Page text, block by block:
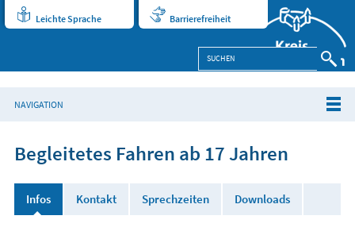
Leichte Sprache Barrierefreiheit
NAVIGATION
Begleitetes Fahren ab 17 Jahren
Infos Kontakt Sprechzeiten Downloads